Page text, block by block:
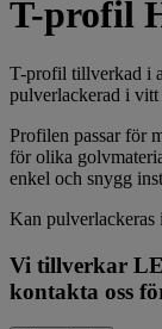
T-profil
T-profil tillverkad i
pulverlackerad i
Profilen passar för
för olika
enkel och snygg
Kan
Vi tillverkar
kontakta oss